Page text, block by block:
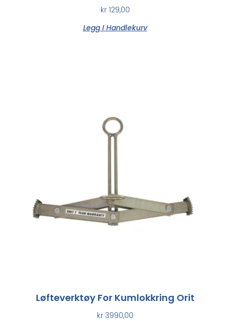
kr129,00
Legg I Handlekurv
Løfteverktøy For Kumlokkring Orit
kr3990,00